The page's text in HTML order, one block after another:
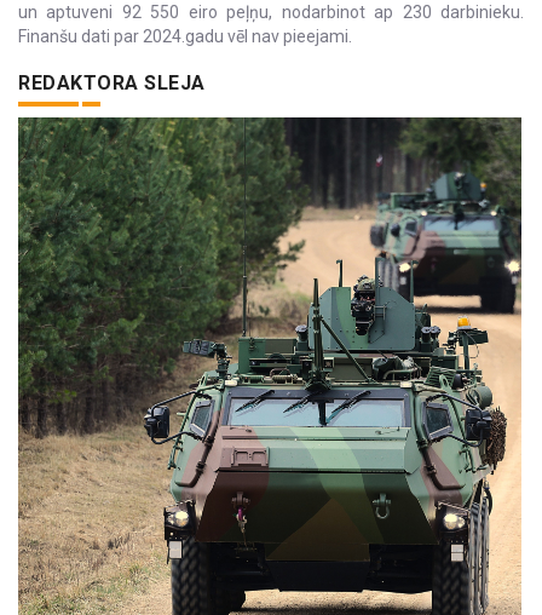
un aptuveni 92 550 eiro peļņu, nodarbinot ap 230 darbinieku.
Finanšu dati par 2024.gadu vēl nav pieejami.
REDAKTORA SLEJA